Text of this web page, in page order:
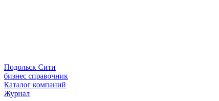
Подольск Сити
бизнес справочник
Каталог компаний
Журнал